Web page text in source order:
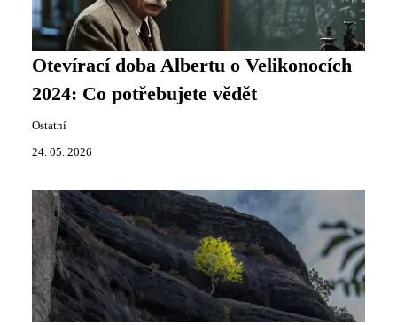
Otevírací doba Albertu o Velikonocích
2024: Co potřebujete vědět
Ostatní
24. 05. 2026